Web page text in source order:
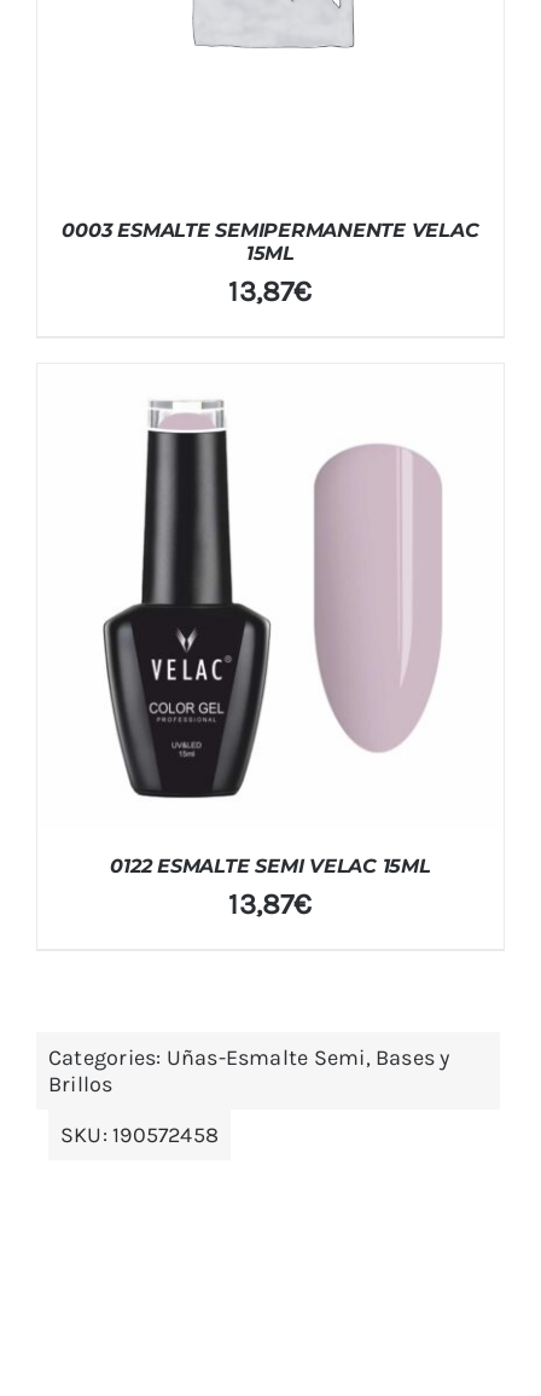
0003 ESMALTE SEMIPERMANENTE VELAC
15ML
13,87€
0122 ESMALTE SEMI VELAC 15ML
13,87€
Categories: Uñas-Esmalte Semi, Bases y
Brillos
SKU:190572458